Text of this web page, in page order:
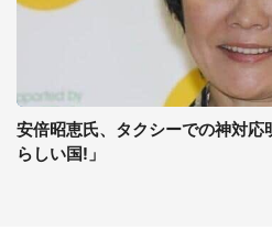
安倍昭恵氏、タクシーでの神対応
らしい国!」